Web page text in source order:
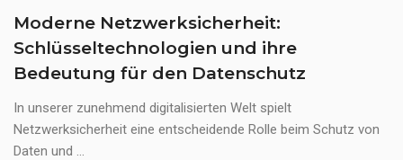
Moderne Netzwerksicherheit:
Schlüsseltechnologien und ihre
Bedeutung für den Datenschutz
In unserer zunehmend digitalisierten Welt spielt
Netzwerksicherheit eine entscheidende Rolle beim Schutz von
Daten und ...